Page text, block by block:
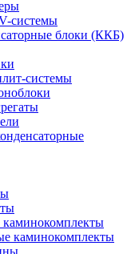
системы
блоки (ККБ)
системы
каминокомплекты